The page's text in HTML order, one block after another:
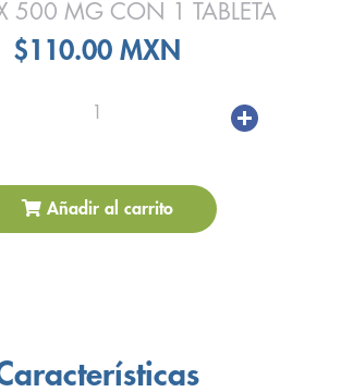
500 MG CON 1 TABLETA
$110.00 MXN
1
Añadir al carrito